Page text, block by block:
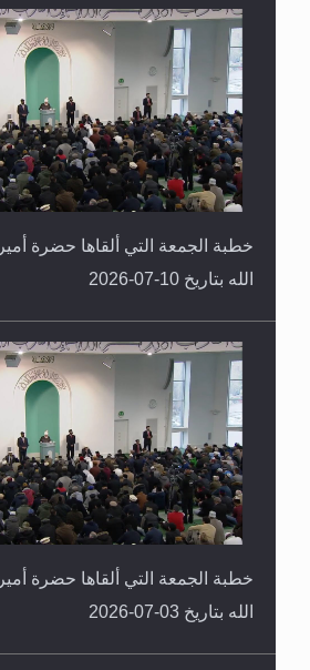
خطبة الجمعة التي ألقاها حضرة
الله بتاريخ 10-07-2026
خطبة الجمعة التي ألقاها حضرة
الله بتاريخ 03-07-2026